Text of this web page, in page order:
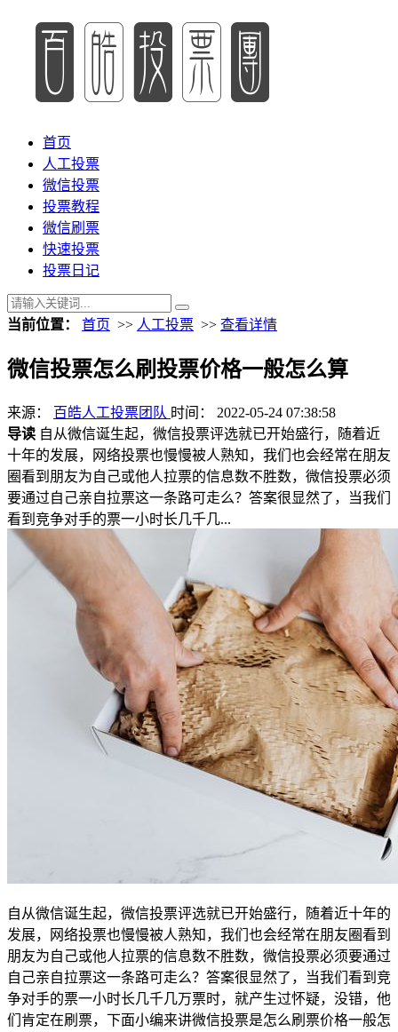
首页
人工投票
微信投票
投票教程
微信刷票
快速投票
投票日记
当前位置： 首页 >> 人工投票 >> 查看详情
微信投票怎么刷投票价格一般怎么算
来源： 百皓人工投票团队 时间： 2022-05-24 07:38:58
导读 自从微信诞生起，微信投票评选就已开始盛行，随着近
十年的发展，网络投票也慢慢被人熟知，我们也会经常在朋友
圈看到朋友为自己或他人拉票的信息数不胜数，微信投票必须
要通过自己亲自拉票这一条路可走么？答案很显然了，当我们
看到竞争对手的票一小时长几千几...
自从微信诞生起，微信投票评选就已开始盛行，随着近十年的
发展，网络投票也慢慢被人熟知，我们也会经常在朋友圈看到
朋友为自己或他人拉票的信息数不胜数，微信投票必须要通过
自己亲自拉票这一条路可走么？答案很显然了，当我们看到竞
争对手的票一小时长几千几万票时，就产生过怀疑，没错，他
们肯定在刷票，下面小编来讲微信投票是怎么刷票价格一般怎